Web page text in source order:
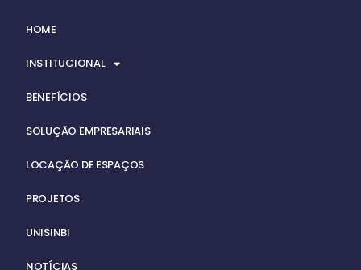
HOME
INSTITUCIONAL
BENEFÍCIOS
SOLUÇÃO EMPRESARIAIS
LOCAÇÃO DE ESPAÇOS
PROJETOS
UNISINBI
NOTÍCIAS